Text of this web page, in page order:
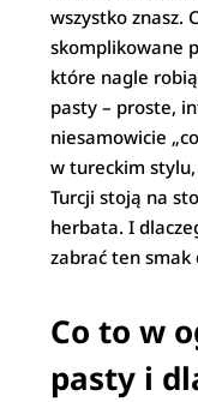
wszystko znasz.
skomplikowane
które nagle robią
pasty – proste,
niesamowicie
w tureckim
Turcji stoją na
herbata. I
zabrać ten smak
Co to w
pasty i